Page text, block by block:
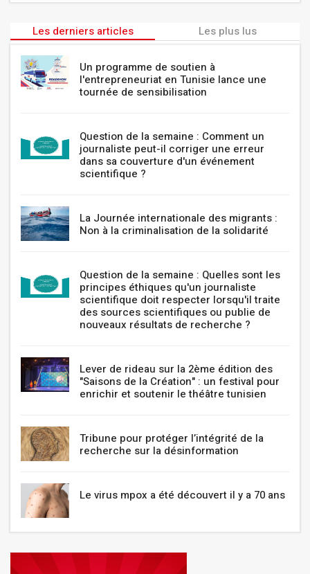
Les derniers articles Les plus lus
Un programme de soutien à
l'entrepreneuriat en Tunisie lance une
tournée de sensibilisation
Question de la semaine : Comment un
journaliste peut-il corriger une erreur
dans sa couverture d'un événement
scientifique ?
La Journée internationale des migrants :
Non à la criminalisation de la solidarité
Question de la semaine : Quelles sont les
principes éthiques qu'un journaliste
scientifique doit respecter lorsqu'il traite
des sources scientifiques ou publie de
nouveaux résultats de recherche ?
Lever de rideau sur la 2ème édition des
"Saisons de la Création" : un festival pour
enrichir et soutenir le théâtre tunisien
Tribune pour protéger l’intégrité de la
recherche sur la désinformation
Le virus mpox a été découvert il y a 70 ans